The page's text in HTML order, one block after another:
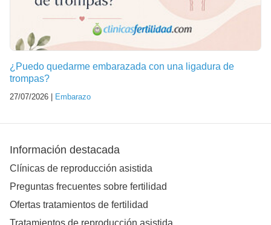
¿Puedo quedarme embarazada con una ligadura de
trompas?
27/07/2026 | Embarazo
Información destacada
Clínicas de reproducción asistida
Preguntas frecuentes sobre fertilidad
Ofertas tratamientos de fertilidad
Tratamientos de reproducción asistida